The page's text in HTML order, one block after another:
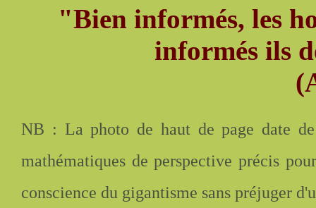
"Bien informés, les
informés ils
NB : La photo de haut de page date
mathématiques de perspective précis
conscience du gigantisme sans préjuger